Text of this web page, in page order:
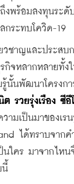
ถึงพร้อมลงทุนระ
กระทบโควิด-19
ชาญและประสบ
กิจหลากหลายทั้ง
รู้นั้นพัฒนาโครงก
ต รวยรุ่งเรือง ซีอี
ามเป็นมาของเ
ได้ทราบจาก
นใคร มาจากไห
นี้